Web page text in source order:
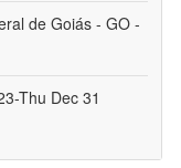
de Goiás - GO -
Thu Dec 31